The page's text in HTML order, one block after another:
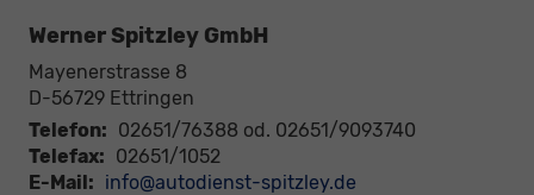
Werner Spitzley GmbH
Mayenerstrasse 8
D-56729 Ettringen
Telefon: 02651/76388 od. 02651/9093740
Telefax: 02651/1052
E-Mail: info@autodienst-spitzley.de